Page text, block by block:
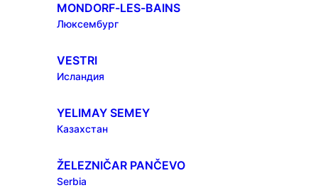
MONDORF-LES-BAINS
Люксембург
VESTRI
Исландия
YELIMAY SEMEY
Казахстан
ŽELEZNIČAR PANČEVO
Serbia